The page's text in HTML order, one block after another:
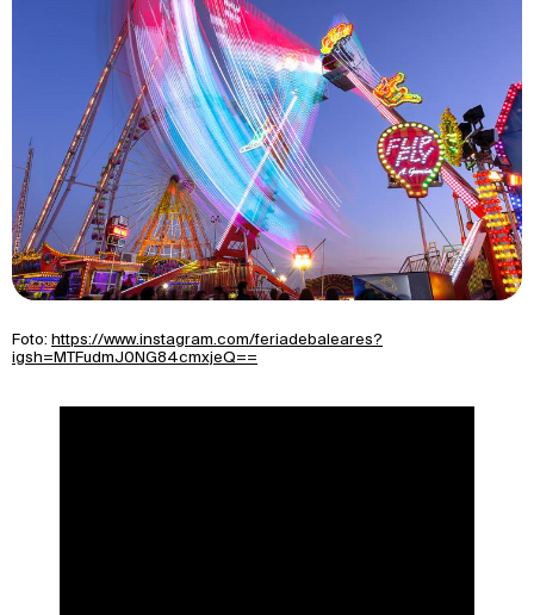
Foto: https://www.instagram.com/feriadebaleares?
igsh=MTFudmJ0NG84cmxjeQ==